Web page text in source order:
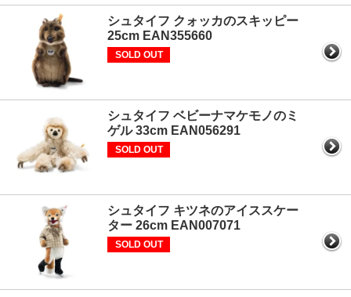
シュタイフ クォッカのスキッピー
25cm EAN355660
SOLD OUT
シュタイフ ベビーナマケモノのミ
ゲル 33cm EAN056291
SOLD OUT
シュタイフ キツネのアイススケー
ター 26cm EAN007071
SOLD OUT